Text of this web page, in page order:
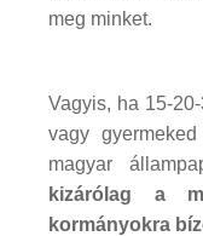
meg minket.
Vagyis, ha 15-
vagy
magyar
kizárólag a
kormányokra